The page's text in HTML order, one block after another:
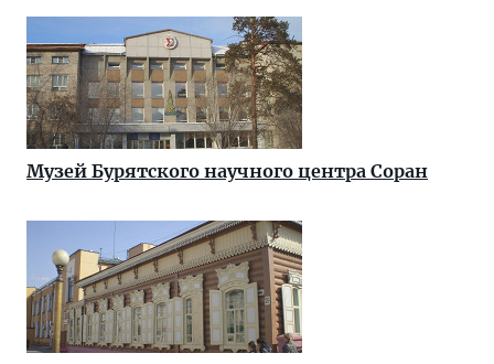
Музей Бурятского научного центра Соран